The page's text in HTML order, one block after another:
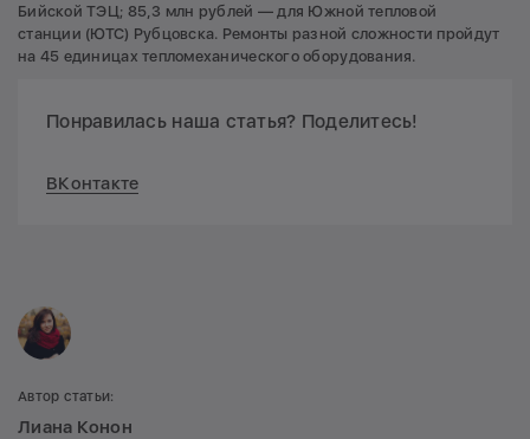
Бийской ТЭЦ; 85,3 млн рублей — для Южной тепловой
станции (ЮТС) Рубцовска. Ремонты разной сложности пройдут
на 45 единицах тепломеханического оборудования.
Понравилась наша статья? Поделитесь!
ВКонтакте
Автор статьи:
Лиана Конон